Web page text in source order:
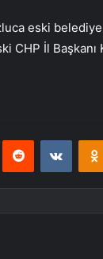
eski
İl Başkanı
Reddit